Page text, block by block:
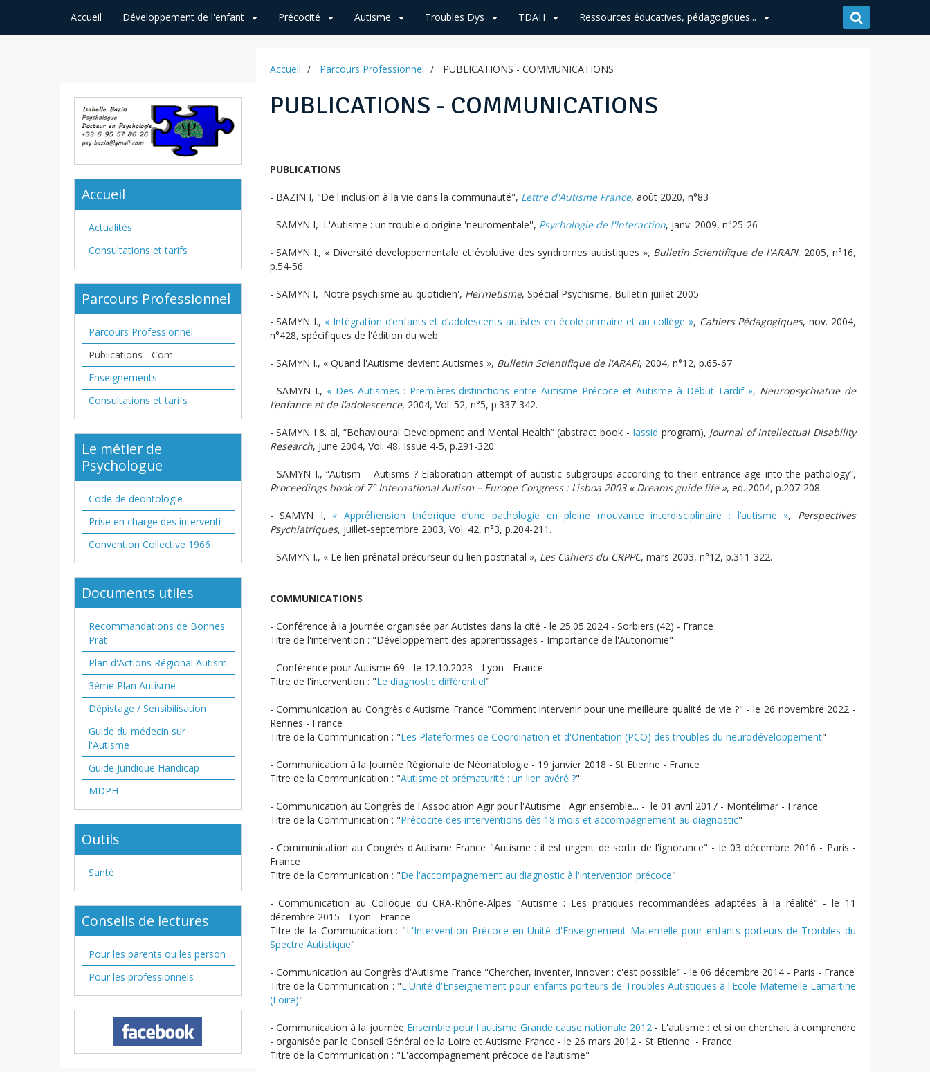
Accueil Développement de l'enfant Précocité Autisme Troubles Dys TDAH Ressources éducatives, pédagogiques...
Accueil Parcours Professionnel PUBLICATIONS - COMMUNICATIONS
PUBLICATIONS - COMMUNICATIONS
PUBLICATIONS
- BAZIN I, "De l'inclusion à la vie dans la communauté", Lettre d'Autisme France, août 2020, n°83
- SAMYN I, 'L'Autisme : un trouble d'origine 'neuromentale'', Psychologie de l'Interaction, janv. 2009, n°25-26
- SAMYN I., « Diversité developpementale et évolutive des syndromes autistiques », Bulletin Scientifique de l'ARAPI, 2005, n°16,
p.54-56
- SAMYN I, 'Notre psychisme au quotidien', Hermetisme, Spécial Psychisme, Bulletin juillet 2005
- SAMYN I., « Intégration d’enfants et d’adolescents autistes en école primaire et au collège », Cahiers Pédagogiques, nov. 2004,
n°428, spécifiques de l'édition du web
- SAMYN I., « Quand l'Autisme devient Autismes », Bulletin Scientifique de l'ARAPI, 2004, n°12, p.65-67
- SAMYN I., « Des Autismes : Premières distinctions entre Autisme Précoce et Autisme à Début Tardif », Neuropsychiatrie de
l’enfance et de l’adolescence, 2004, Vol. 52, n°5, p.337-342.
- SAMYN I & al, “Behavioural Development and Mental Health” (abstract book - Iassid program), Journal of Intellectual Disability
Research, June 2004, Vol. 48, Issue 4-5, p.291-320.
- SAMYN I., “Autism – Autisms ? Elaboration attempt of autistic subgroups according to their entrance age into the pathology”,
Proceedings book of 7° International Autism – Europe Congress : Lisboa 2003 « Dreams guide life », ed. 2004, p.207-208.
- SAMYN I, « Appréhension théorique d’une pathologie en pleine mouvance interdisciplinaire : l’autisme », Perspectives
Psychiatriques, juillet-septembre 2003, Vol. 42, n°3, p.204-211.
- SAMYN I., « Le lien prénatal précurseur du lien postnatal », Les Cahiers du CRPPC, mars 2003, n°12, p.311-322.
COMMUNICATIONS
- Conférence à la journée organisée par Autistes dans la cité - le 25.05.2024 - Sorbiers (42) - France
Titre de l'intervention : "Développement des apprentissages - Importance de l'Autonomie"
- Conférence pour Autisme 69 - le 12.10.2023 - Lyon - France
Titre de l'intervention : "Le diagnostic différentiel"
- Communication au Congrès d'Autisme France "Comment intervenir pour une meilleure qualité de vie ?" - le 26 novembre 2022 -
Rennes - France
Titre de la Communication : "Les Plateformes de Coordination et d'Orientation (PCO) des troubles du neurodéveloppement"
- Communication à la Journée Régionale de Néonatologie - 19 janvier 2018 - St Etienne - France
Titre de la Communication : "Autisme et prématurité : un lien avéré ?"
- Communication au Congrès de l'Association Agir pour l'Autisme : Agir ensemble... - le 01 avril 2017 - Montélimar - France
Titre de la Communication : "Précocite des interventions dès 18 mois et accompagnement au diagnostic"
- Communication au Congrès d'Autisme France "Autisme : il est urgent de sortir de l'ignorance" - le 03 décembre 2016 - Paris -
France
Titre de la Communication : "De l'accompagnement au diagnostic à l'intervention précoce"
- Communication au Colloque du CRA-Rhône-Alpes "Autisme : Les pratiques recommandées adaptées à la réalité" - le 11
décembre 2015 - Lyon - France
Titre de la Communication : "L'Intervention Précoce en Unité d'Enseignement Maternelle pour enfants porteurs de Troubles du
Spectre Autistique"
- Communication au Congrès d'Autisme France "Chercher, inventer, innover : c'est possible" - le 06 décembre 2014 - Paris - France
Titre de la Communication : "L'Unité d'Enseignement pour enfants porteurs de Troubles Autistiques à l'Ecole Maternelle Lamartine
(Loire)"
- Communication à la journée Ensemble pour l'autisme Grande cause nationale 2012- L'autisme : et si on cherchait à comprendre
- organisée par le Conseil Général de la Loire et Autisme France - le 26 mars 2012 - St Etienne - France
Titre de la Communication : "L'accompagnement précoce de l'autisme"
Accueil
Actualités
Consultations et tarifs
Parcours Professionnel
Parcours Professionnel
Publications - Com
Enseignements
Consultations et tarifs
Le métier de
Psychologue
Code de deontologie
Prise en charge des interventi
Convention Collective 1966
Documents utiles
Recommandations de Bonnes
Prat
Plan d'Actions Régional Autism
3ème Plan Autisme
Dépistage / Sensibilisation
Guide du médecin sur
l'Autisme
Guide Juridique Handicap
MDPH
Outils
Santé
Conseils de lectures
Pour les parents ou les person
Pour les professionnels